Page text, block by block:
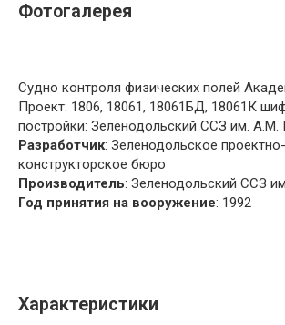
Фотогалерея
Судно контроля физических полей
Проект: 1806, 18061, 18061БД, 18061К
постройки: Зеленодольский ССЗ им. А.М.
Разработчик: Зеленодольское проектно-
конструкторское бюро
Производитель: Зеленодольский ССЗ
Год принятия на вооружение: 1992
Характеристики